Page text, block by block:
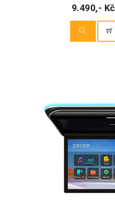
9.490,- Kč